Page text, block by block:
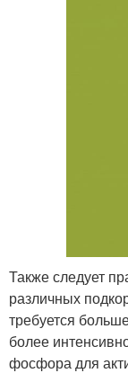
Также следует
различных
требуется
более
фосфора для